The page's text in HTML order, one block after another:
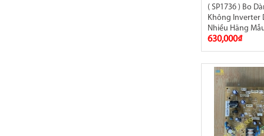
( SP1736 ) Bo
Không Inverter
Nhiều Hãng
630,000₫